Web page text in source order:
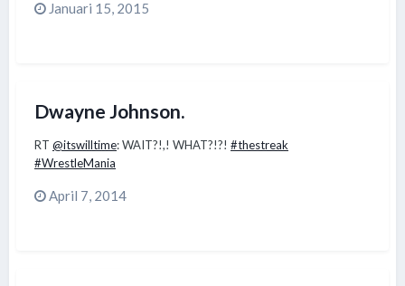
Januari 15, 2015
Dwayne Johnson.
RT @itswilltime: WAIT?!,! WHAT?!?! #thestreak
#WrestleMania
April 7, 2014